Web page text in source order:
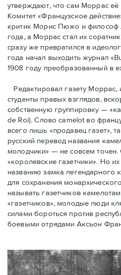
утверждают, что сам Моррас её
Комитет «Французское
критик Морис Пюжо и философ
года, а Моррас стал их
сразу же превратился в
года начал выходить журнал
1908 году преобразованный в
Редактировал газету Моррас,
студенты правых взглядов,
собственную группировку —
de Roi). Слово camelot во
всего лишь «продавец газет»,
русский перевод названия
молодчики» — не совсем
«королевские газетчики». Но
названию замка легендарного
для сохранения
называть газетчиков
«газетчиков», молодые люди
силами бороться против
боевыми отрядами Аксьон